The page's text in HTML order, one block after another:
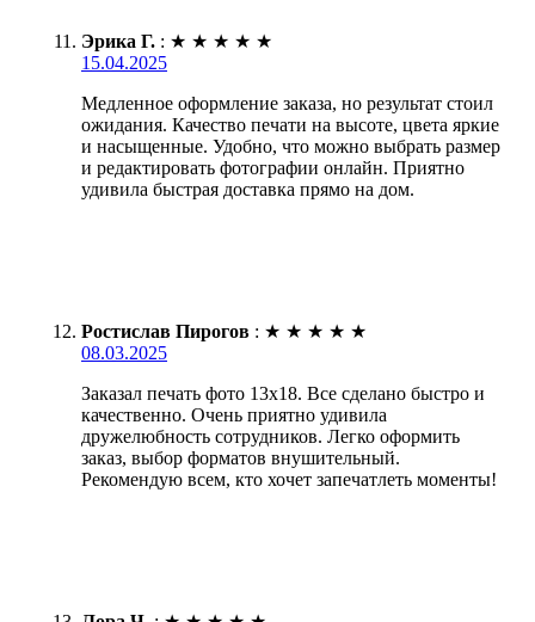
Эрика Г. : ★ ★ ★ ★ ★
15.04.2025
Медленное оформление заказа, но результат стоил
ожидания. Качество печати на высоте, цвета яркие
и насыщенные. Удобно, что можно выбрать размер
и редактировать фотографии онлайн. Приятно
удивила быстрая доставка прямо на дом.
Ростислав Пирогов : ★ ★ ★ ★ ★
08.03.2025
Заказал печать фото 13х18. Все сделано быстро и
качественно. Очень приятно удивила
дружелюбность сотрудников. Легко оформить
заказ, выбор форматов внушительный.
Рекомендую всем, кто хочет запечатлеть моменты!